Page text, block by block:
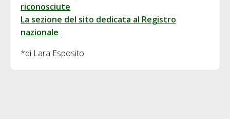
riconosciute
La sezione del sito dedicata al Registro
nazionale
*di Lara Esposito